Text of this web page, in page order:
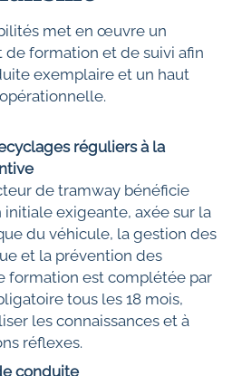
met en œuvre un
formation et de suivi afin
exemplaire et un haut
réguliers à la
de tramway bénéficie
initiale exigeante, axée sur la
du véhicule, la gestion des
et la prévention des
formation est complétée par
tous les 18 mois,
les connaissances et à
réflexes.
conduite